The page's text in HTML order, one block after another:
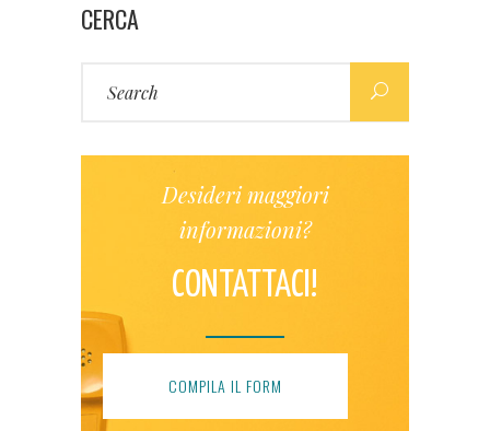
CERCA
for:
Desideri maggiori
informazioni?
CONTATTACI!
COMPILA IL FORM